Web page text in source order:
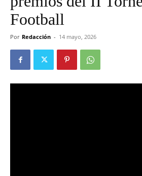
Football
Por Redacción - 14 mayo, 2026